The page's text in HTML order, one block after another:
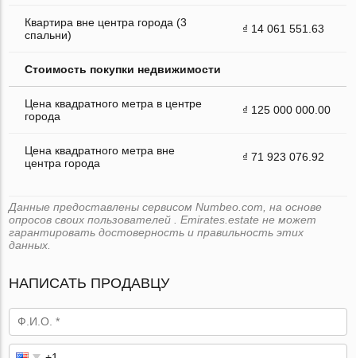
Квартира вне центра города (3
спальни)
₫ 14 061 551.63
Стоимость покупки недвижимости
Цена квадратного метра в центре
города
₫ 125 000 000.00
Цена квадратного метра вне
центра города
₫ 71 923 076.92
Данные предоставлены сервисом Numbeo.com, на основе
опросов своих пользователей . Emirates.estate не может
гарантировать достоверность и правильность этих
данных.
НАПИСАТЬ ПРОДАВЦУ